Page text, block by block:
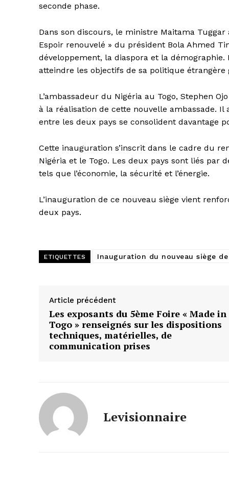
seconde phase.
Dans son discours, le ministre Maitama
Espoir renouvelé » du président Bola Ahmed
développement, la diaspora et la
atteindre les objectifs de sa politique
L’ambassadeur du Nigéria au Togo, Stephen
à la réalisation de cette nouvelle ambassade.
entre les deux pays se consolident davantage
Cette inauguration s’inscrit dans le cadre du
Nigéria et le Togo. Les deux pays sont liés par
tels que l’économie, la sécurité et l’énergie.
L’inauguration de ce nouveau siège vient
deux pays.
ETIQUETTES Inauguration du nouveau siège
Article précédent
Les exposants du 5ème Foire « Made in
Togo » renseignés sur les dispositions
techniques, matérielles, de
communication prises
Levisionnaire